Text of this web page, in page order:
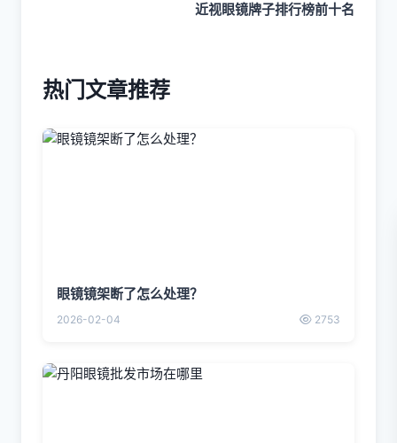
近视眼镜牌子排行榜前十名
热门文章推荐
眼镜镜架断了怎么处理？
2026-02-04 2753